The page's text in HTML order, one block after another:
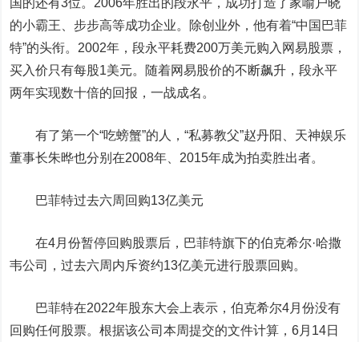
国的还有3位。2006年胜出的段永平，成功打造了家喻户晓
的小霸王、步步高等成功企业。除创业外，他有着“中国巴菲
特”的头衔。2002年，段永平耗费200万美元购入网易股票，
买入价只有每股1美元。随着网易股价的不断飙升，段永平
两年实现数十倍的回报，一战成名。
有了第一个“吃螃蟹”的人，“私募教父”赵丹阳、天神娱乐
董事长朱晔也分别在2008年、2015年成为拍卖胜出者。
巴菲特过去六周回购13亿美元
在4月份暂停回购股票后，巴菲特旗下的伯克希尔·哈撒
韦公司，过去六周内斥资约13亿美元进行股票回购。
巴菲特在2022年股东大会上表示，伯克希尔4月份没有
回购任何股票。根据该公司本周提交的文件计算，6月14日